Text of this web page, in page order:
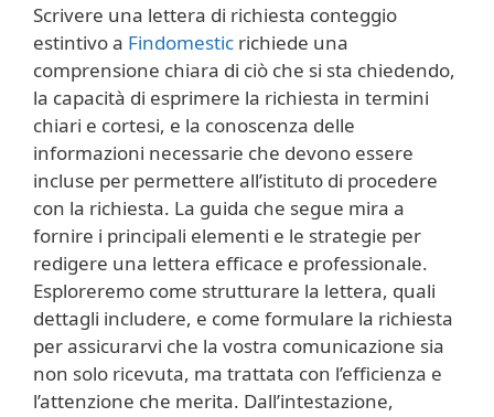
Scrivere una lettera di richiesta conteggio
estintivo a Findomestic richiede una
comprensione chiara di ciò che si sta chiedendo,
la capacità di esprimere la richiesta in termini
chiari e cortesi, e la conoscenza delle
informazioni necessarie che devono essere
incluse per permettere all’istituto di procedere
con la richiesta. La guida che segue mira a
fornire i principali elementi e le strategie per
redigere una lettera efficace e professionale.
Esploreremo come strutturare la lettera, quali
dettagli includere, e come formulare la richiesta
per assicurarvi che la vostra comunicazione sia
non solo ricevuta, ma trattata con l’efficienza e
l’attenzione che merita. Dall’intestazione,